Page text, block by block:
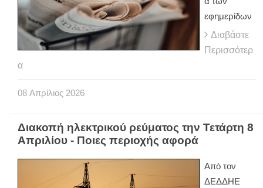
εφημερίδων
Διαβάστε
Περισσότερ
α
08 Απρίλιος 2026
Διακοπή ηλεκτρικού ρεύματος την Τετάρτη 8
Απριλίου - Ποιες περιοχής αφορά
Από τον
ΔΕΔΔΗΕ